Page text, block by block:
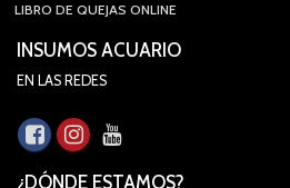
LIBRO DE QUEJAS ONLINE
INSUMOS ACUARIO
EN LAS REDES
¿DÓNDE ESTAMOS?